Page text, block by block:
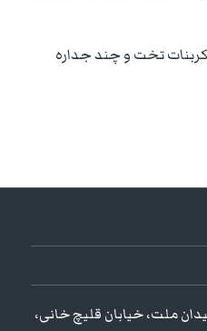
تخت و چند جداره
ملت، خیابان قلیچ خانی،